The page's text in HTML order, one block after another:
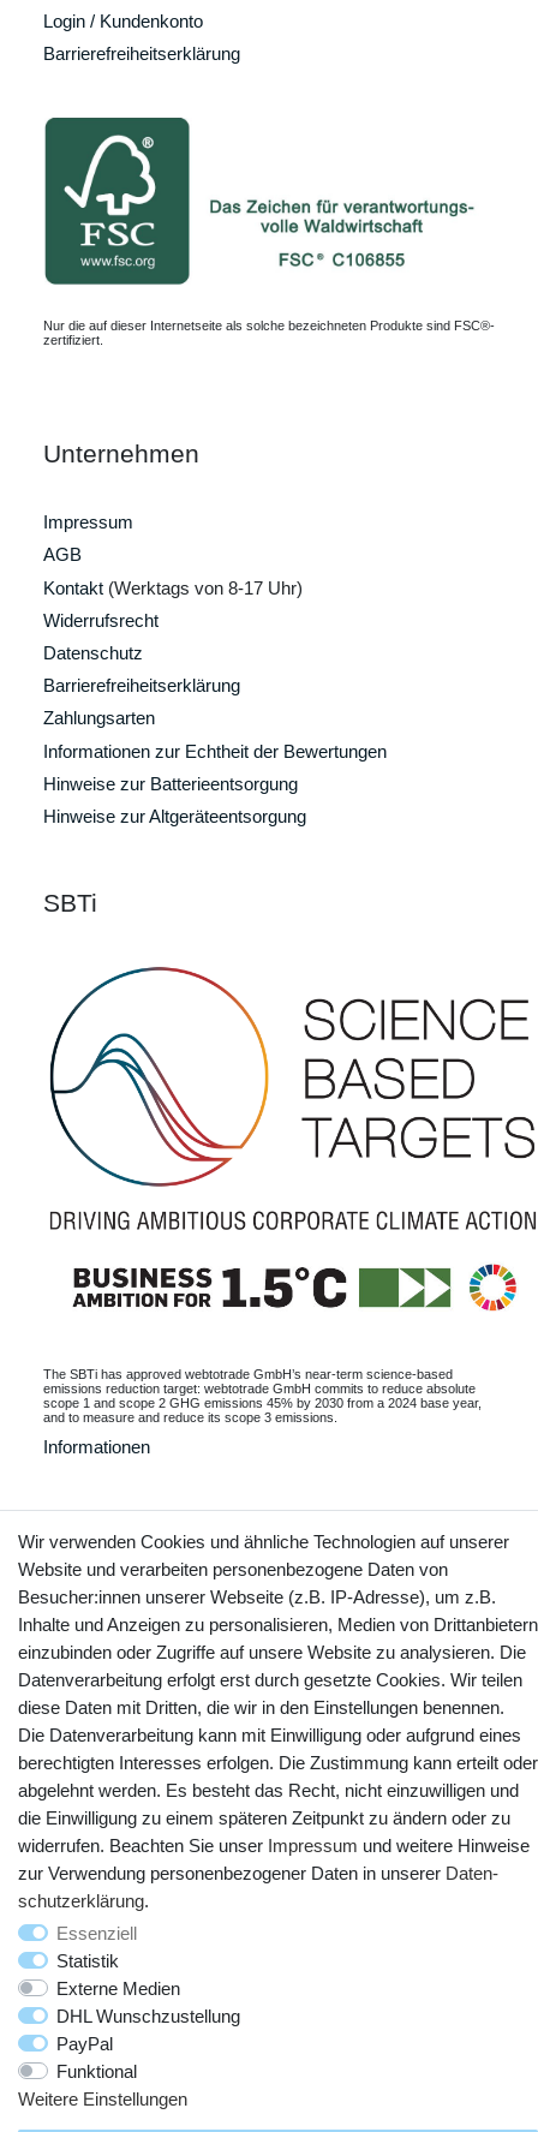
Login / Kundenkonto
Barrierefreiheitserklärung
Nur die auf dieser Internetseite als solche bezeichneten Produkte sind FSC®-
zertifiziert.
Unternehmen
Impressum
AGB
Kontakt (Werktags von 8-17 Uhr)
Widerrufsrecht
Datenschutz
Barrierefreiheitserklärung
Zahlungsarten
Informationen zur Echtheit der Bewertungen
Hinweise zur Batterieentsorgung
Hinweise zur Altgeräteentsorgung
SBTi
The SBTi has approved webtotrade GmbH’s near-term science-based
emissions reduction target: webtotrade GmbH commits to reduce absolute
scope 1 and scope 2 GHG emissions 45% by 2030 from a 2024 base year,
and to measure and reduce its scope 3 emissions.
Informationen
Kontakt
YouTube Facebook Instagram
© Copyright 2025 webtotrade GmbH. Alle Rechte vorbehalten.
Wir verwenden Cookies und ähnliche Technologien auf unserer
Website und verarbeiten personenbezogene Daten von
Besucher:innen unserer Webseite (z.B. IP-Adresse), um z.B.
Inhalte und Anzeigen zu personalisieren, Medien von Drittanbietern
einzubinden oder Zugriffe auf unsere Website zu analysieren. Die
Datenverarbeitung erfolgt erst durch gesetzte Cookies. Wir teilen
diese Daten mit Dritten, die wir in den Einstellungen benennen.
Die Datenverarbeitung kann mit Einwilligung oder aufgrund eines
berechtigten Interesses erfolgen. Die Zustimmung kann erteilt oder
abgelehnt werden. Es besteht das Recht, nicht einzuwilligen und
die Einwilligung zu einem späteren Zeitpunkt zu ändern oder zu
widerrufen. Beachten Sie unser Impressum und weitere Hinweise
zur Verwendung personenbezogener Daten in unserer Daten­
schutz­erklärung.
Essenziell
Statistik
Externe Medien
DHL Wunschzustellung
PayPal
Funktional
Weitere Einstellungen